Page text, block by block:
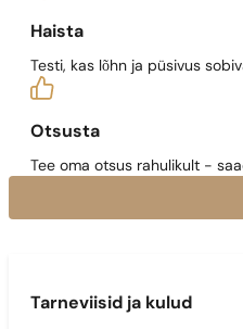
Haista
Testi, kas lõhn ja püsivus
Otsusta
Tee oma otsus rahulikult -
Tarneviisid ja kulud